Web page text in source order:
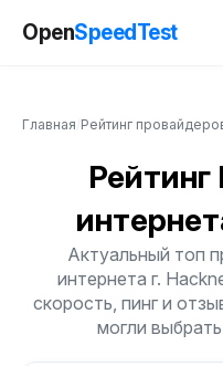
OpenSpeedTest
Главная Рейтинг
Актуальный топ
интернета г.
скорость, пинг и
могли